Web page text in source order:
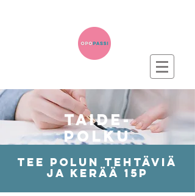
taide-
polku
tee POLUN TEHTÄVIÄ
JA KERÄÄ 15p